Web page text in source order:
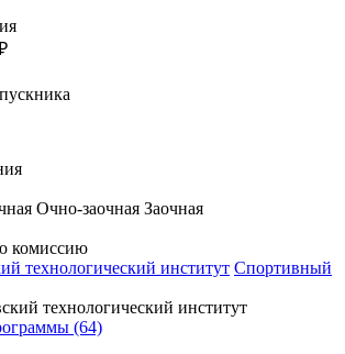
Очно-заочная Заочная
комиссию
технологический институт Спортивный
(64)